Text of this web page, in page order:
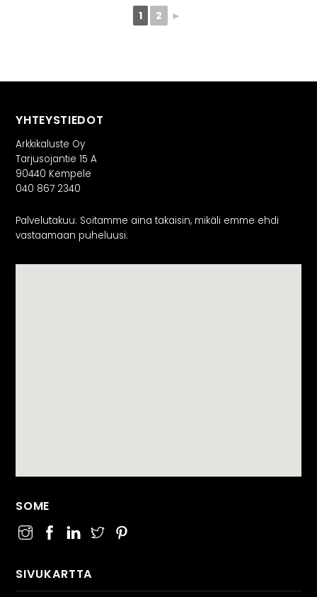
1 2 ►
YHTEYSTIEDOT
Arkkikaluste Oy
Tarjusojantie 15 A
90440 Kempele
040 867 2340
Palvelutakuu: Soitamme aina takaisin, mikäli emme ehdi
vastaamaan puheluusi.
SOME
SIVUKARTTA